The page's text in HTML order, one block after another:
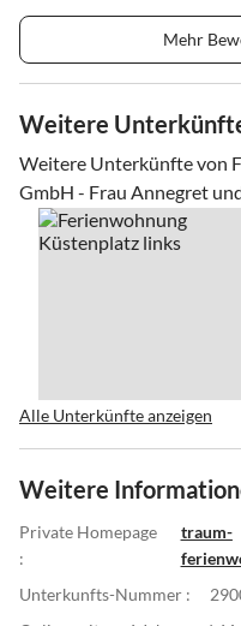
Mehr
Weitere
Weitere Unterkünfte von
GmbH - Frau Annegret
Alle Unterkünfte anzeigen
Weitere
Private Homepage
:
traum-
Unterkunfts-Nummer :